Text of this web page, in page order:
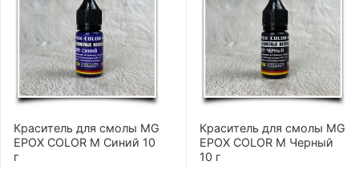
Краситель для смолы MG
EPOX COLOR M Синий 10
г
Краситель для смолы MG
EPOX COLOR M Черный
10 г